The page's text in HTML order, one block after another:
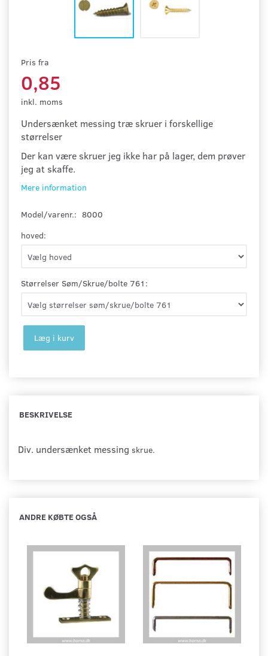
Pris fra
0,85
inkl. moms
Undersænket messing træ skruer i forskellige
størrelser
Der kan være skruer jeg ikke har på lager, dem prøver
jeg at skaffe.
Mere information
Model/varenr.: 8000
hoved:
Størrelser Søm/Skrue/bolte 761:
Læg i kurv
BESKRIVELSE
Div. undersænket messing skrue.
ANDRE KØBTE OGSÅ